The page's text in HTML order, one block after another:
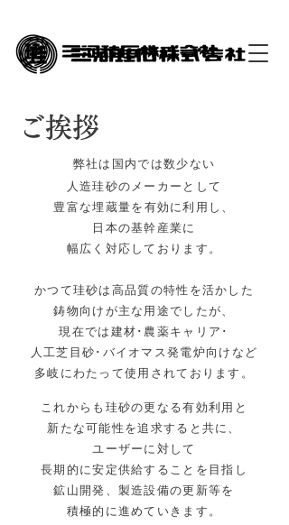
ご​挨拶
弊社は国内では数少ない
人造珪砂のメーカーとして
豊富な埋蔵量を 有効に利用し、
日本の基幹産業に
幅広く対応しております。
かつて珪砂は高品質の特性を活かした
鋳物向けが主な用途でしたが、
現在では建材･農薬キャリア･
人工芝目砂･バイオマス発電炉向けなど
多岐にわたって使用されております。
これからも珪砂の更なる有効利用と
新たな可能性を追求すると共に、
ユーザーに対して
長期的に安定供給することを目指し
鉱山開発、製造設備の更新等を
積極的に進めていきます。